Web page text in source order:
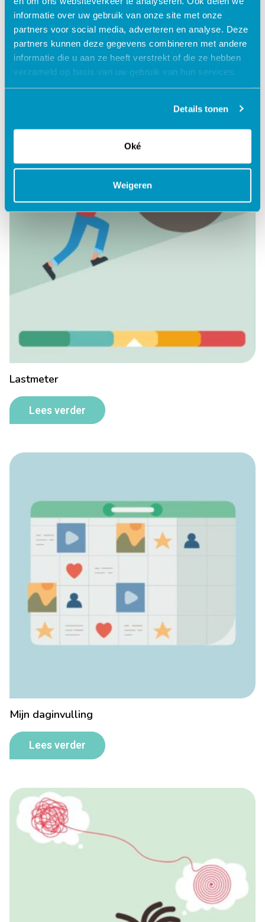
informatie over uw gebruik van onze site met onze
partners voor social media, adverteren en analyse. Deze
partners kunnen deze gegevens combineren met andere
informatie die u aan ze heeft verstrekt of die ze hebben
verzameld op basis van uw gebruik van hun services.
Details tonen
Oké
Weigeren
Inzicht in mijn situatie
Lees verder
Lastmeter
Lees verder
Mijn daginvulling
Lees verder